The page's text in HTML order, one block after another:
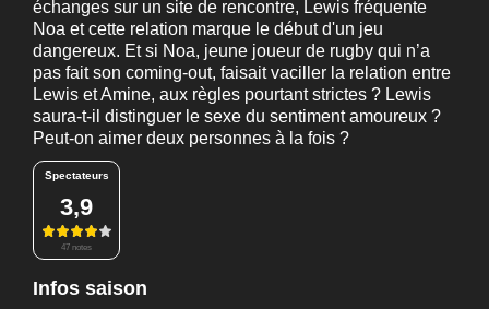
échanges sur un site de rencontre, Lewis fréquente
Noa et cette relation marque le début d'un jeu
dangereux. Et si Noa, jeune joueur de rugby qui n’a
pas fait son coming-out, faisait vaciller la relation entre
Lewis et Amine, aux règles pourtant strictes ? Lewis
saura-t-il distinguer le sexe du sentiment amoureux ?
Peut-on aimer deux personnes à la fois ?
Spectateurs
3,9
47 notes
Infos saison